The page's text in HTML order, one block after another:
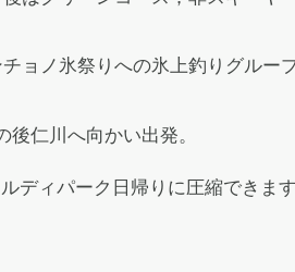
ョノ氷祭りへの氷上釣りグル
仁川へ向かい出発。
ディパーク日帰りに圧縮できます